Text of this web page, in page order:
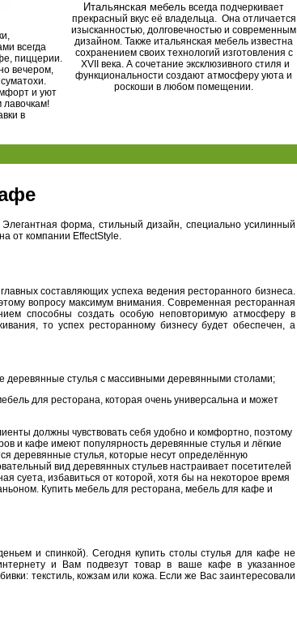
всегда
пиццерии.
вечером,
и уют
лавочкам!
в
Итальянская мебель всегда подчеркивает
прекрасный вкус её владельца. Она отличается
изысканностью, долговечностью и современным
дизайном. Также итальянская мебель известна
сохранением своих технологий изготовления с
XVII века. А сочетание эксклюзивного стиля и
функциональности создают атмосферу уюта и
роскоши в любом помещении.
форма, стильный дизайн, специально усилинный
от компании EffectStyle.
составляющих успеха ведения ресторанного бизнеса.
вопросу максимум внимания. Современная ресторанная
способны создать особую неповторимую атмосферу в
то успех ресторанному бизнесу будет обеспечен, а
деревянные стулья с массивными деревянными столами;
для ресторана, которая очень универсальна и может
должны чувствовать себя удобно и комфортно, поэтому
и кафе имеют популярность деревянные стулья и лёгкие
деревянные стулья, которые несут определённую
вид деревянных стульев настраивает посетителей
суета, избавиться от которой, хотя бы на некоторое время
Купить мебель для ресторана, мебель для кафе и
и спинкой). Сегодня купить столы стулья для кафе не
и Вам подвезут товар в ваше кафе в указанное
текстиль, кожзам или кожа. Если же Вас заинтересовали